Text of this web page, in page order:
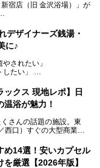
宿店（旧 金沢浴場）」が
はそのまま、昔からここ
んでくれる人にも愛され
変わりました。洞窟のよ
ットも併せて紹介しま
の入浴料が銭湯価格の5
デザイナーズ銭湯・
に♪
やされたい」
したい」
湯です。
ーズ銭湯」や「ネオ銭
な銭湯なのか、その気に
めの順番で一挙にご紹介
ックス 現地レポ】日
浴が魅力！
さんの話題の施設。東
口）すぐの大型商業施
ープン。施設の様子をレ
め14選！安いカプセル
厳選【2026年版】